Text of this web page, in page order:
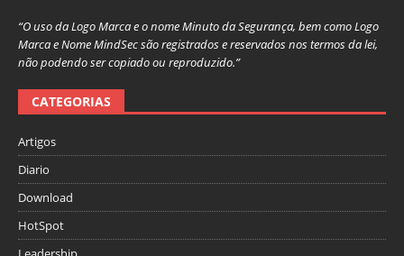
“O uso da Logo Marca e o nome Minuto da Segurança, bem como Logo
Marca e Nome MindSec são registrados e reservados nos termos da lei,
não podendo ser copiado ou reproduzido.”
CATEGORIAS
Artigos
Diario
Download
HotSpot